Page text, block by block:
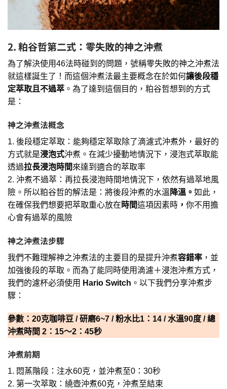
2.粕谷哲第二式：零失敗的神之沖煮
為了解決使用46法時碰到的問題，號稱零失敗的神之沖煮法
就這樣誕生了！而這個沖煮法最主要概念在於如何讓後段穩
定萃取且不過萃 。為了達到這個目的，粕谷哲想到的方式
是：
神之沖煮法概念
1. 後段穩定萃取：能夠穩定萃取除了滴濾式沖煮外，最好的
方式就是浸泡式沖煮。在減少擾動地情況下，浸泡式萃取能
透過拉長浸泡時間來達到適合的萃取率
2. 沖煮不過萃：再拉長浸泡時間地情況下，依然有過萃地風
險。所以粕谷哲的解法是：將後段沖煮的水溫 降溫。 如此，
在確保我們想要把萃取重心放在 時間這項因素時 ， 你不用擔
心會有過萃的風險
神之沖煮法步驟
我們不難理解神之沖煮法的主要目的是提升沖煮容錯率 ，並
加強後段的萃取。而為了能同時使用滴濾＋浸泡沖煮方式，
我們的濾杯必須使用 Hario Switch 。以下我們分享沖煮步
驟：
參數：20克咖啡豆 / 研磨6~7 / 粉水比1：14 / 水溫90度 / 總
沖煮時間 2：15～2：45秒
沖煮前期
1. 悶蒸階段：注水60克，並沖煮至0：30秒
2. 第一次萃取：繞壺沖煮60克，沖煮至結束